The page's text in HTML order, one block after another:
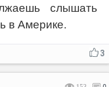
слышать
в Америке.
3